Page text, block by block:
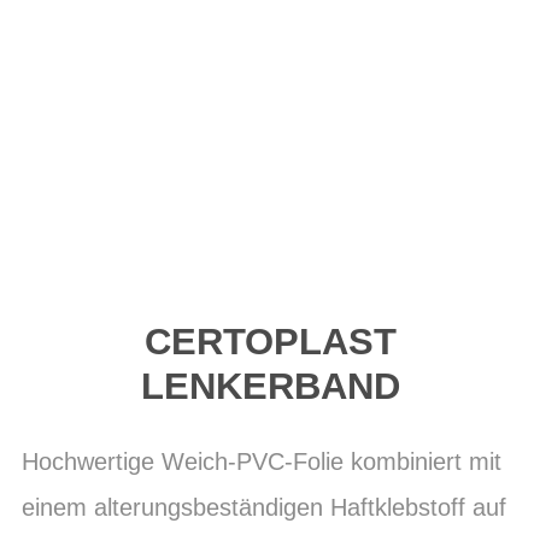
CERTOPLAST
LENKERBAND
Hochwertige Weich-PVC-Folie kombiniert mit
einem alterungsbeständigen Haftklebstoff auf